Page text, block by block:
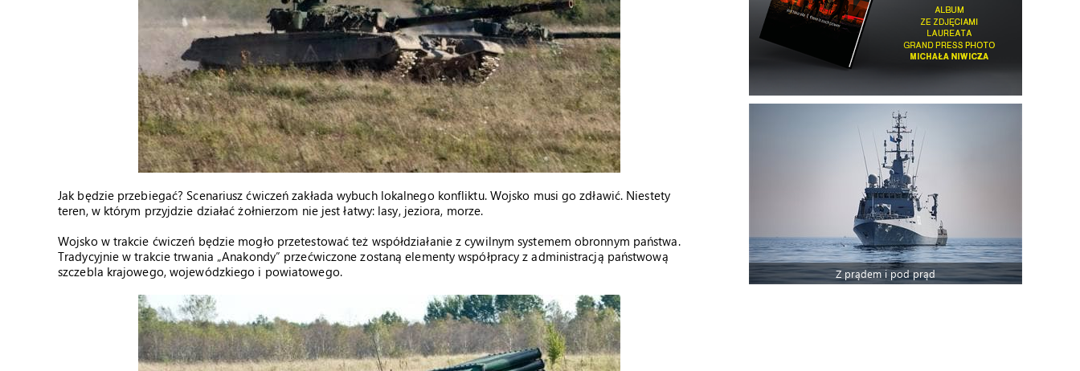
Jak będzie przebiegać? Scenariusz ćwiczeń zakłada wybuch lokalnego konfliktu. Wojsko musi go zdławić. Niestety
teren, w którym przyjdzie działać żołnierzom nie jest łatwy: lasy, jeziora, morze.
Wojsko w trakcie ćwiczeń będzie mogło przetestować też współdziałanie z cywilnym systemem obronnym państwa.
Tradycyjnie w trakcie trwania „Anakondy” przećwiczone zostaną elementy współpracy z administracją państwową
szczebla krajowego, wojewódzkiego i powiatowego.
Z prądem i pod prąd